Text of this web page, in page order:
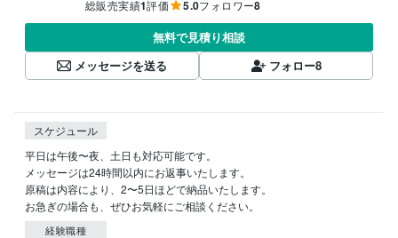
総販売実績1評価 5.0フォロワー8
無料で見積り相談
メッセージを送る
フォロー8
スケジュール
平日は午後〜夜、土日も対応可能です。
メッセージは24時間以内にお返事いたします。
原稿は内容により、2〜5日ほどで納品いたします。
お急ぎの場合も、ぜひお気軽にご相談ください。
経験職種